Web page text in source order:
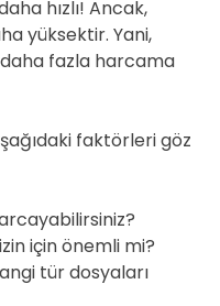
hızlı! Ancak,
yüksektir. Yani,
fazla harcama
faktörleri göz
için önemli mi?
tür dosyaları